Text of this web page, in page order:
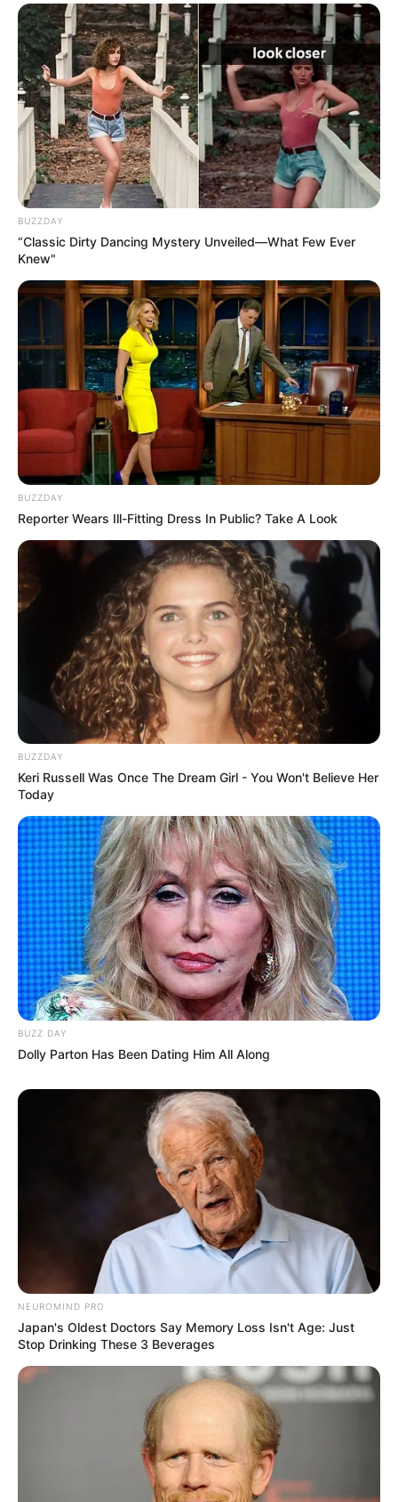
Elo7
Elo7
Chaveiros
BUZZDAY
“Classic Dirty Dancing Mystery Unveiled—What Few Ever
Knew"
BUZZDAY
Reporter Wears Ill-Fitting Dress In Public? Take A Look
BUZZDAY
Keri Russell Was Once The Dream Girl - You Won't Believe Her
Today
BUZZ DAY
Dolly Parton Has Been Dating Him All Along
NEUROMIND PRO
Japan's Oldest Doctors Say Memory Loss Isn't Age: Just
Stop Drinking These 3 Beverages